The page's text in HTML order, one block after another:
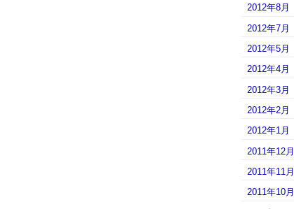
2012年8月
2012年7月
2012年5月
2012年4月
2012年3月
2012年2月
2012年1月
2011年12月
2011年11月
2011年10月